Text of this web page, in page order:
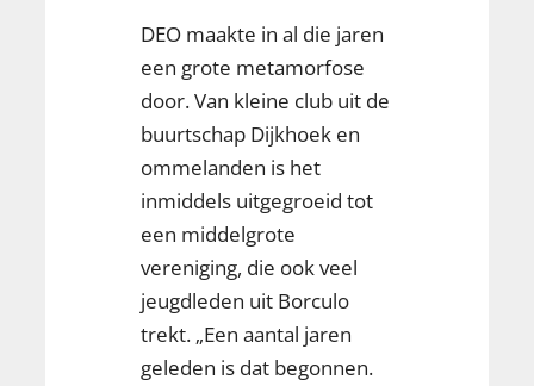
DEO maakte in al die jaren
een grote metamorfose
door. Van kleine club uit de
buurtschap Dijkhoek en
ommelanden is het
inmiddels uitgegroeid tot
een middelgrote
vereniging, die ook veel
jeugdleden uit Borculo
trekt. „Een aantal jaren
geleden is dat begonnen.